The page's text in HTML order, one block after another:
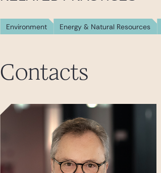
Environment Energy & Natural Resources
Contacts